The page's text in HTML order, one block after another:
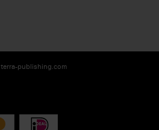
terra-publishing.com